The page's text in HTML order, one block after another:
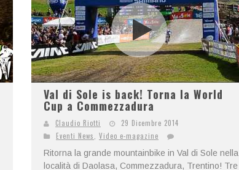
Val di Sole is back! Torna la World
Cup a Commezzadura
Claudio Riotti
29 Dicembre 2014
Eventi News
Video e-magazine
Ritorna la grande mountainbike in Val di Sole nella
località di Daolasa, Commezzadura, Trentino! Tre